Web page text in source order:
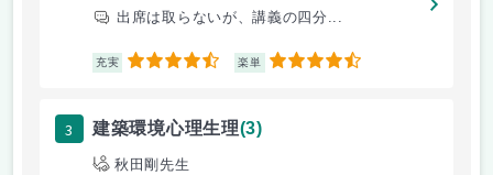
出席は取らないが、講義の四分...
充実 4.5 楽単 4.5
3 建築環境心理生理(3)
秋田剛先生